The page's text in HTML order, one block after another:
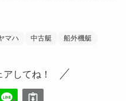
マハ 中古艇 船外機艇
してね！